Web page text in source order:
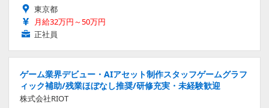
東京都
月給32万円～50万円
正社員
ゲーム業界デビュー・AIアセット制作スタッフゲームグラフ
ィック補助/残業ほぼなし推奨/研修充実・未経験歓迎
株式会社RIOT